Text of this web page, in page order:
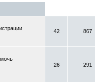
42 867
26 291